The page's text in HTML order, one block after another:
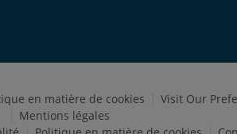
en matière de cookies Visit Our
Mentions légales